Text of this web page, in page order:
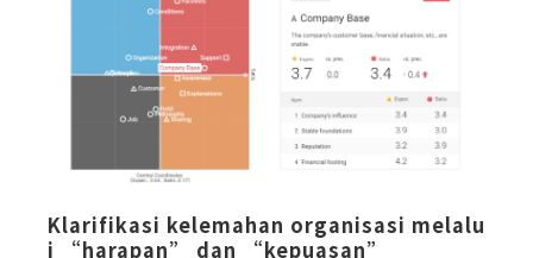
Klarifikasi kelemahan organisasi melalu
i “harapan” dan “kepuasan”